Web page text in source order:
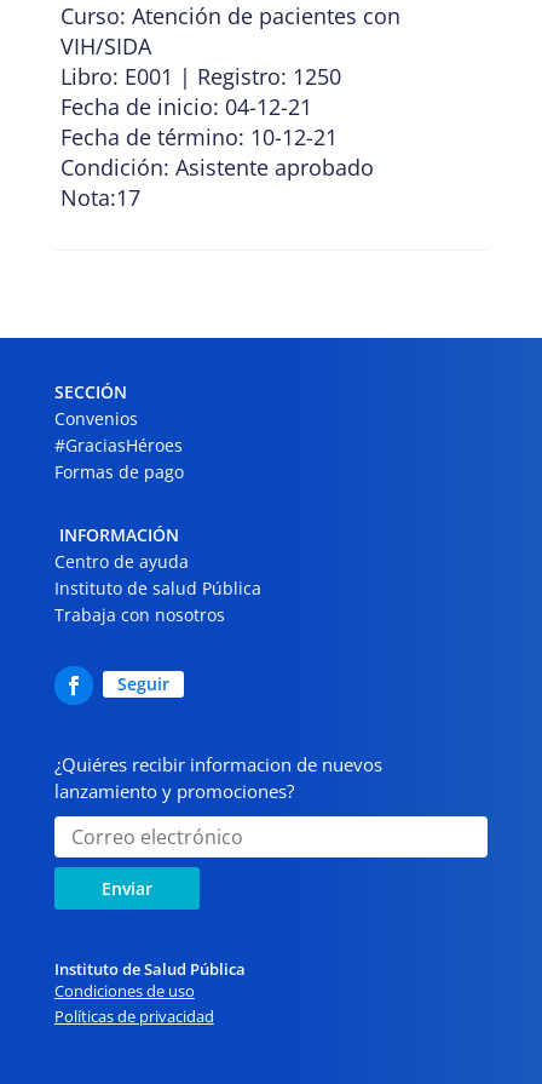
Curso: Atención de pacientes con
VIH/SIDA
Libro: E001 | Registro: 1250
Fecha de inicio: 04-12-21
Fecha de término: 10-12-21
Condición: Asistente aprobado
Nota:17
SECCIÓN
Convenios
#GraciasHéroes
Formas de pago
INFORMACIÓN
Centro de ayuda
Instituto de salud Pública
Trabaja con nosotros
Seguir
¿Quiéres recibir informacion de nuevos
lanzamiento y promociones?
Enviar
Instituto de Salud Pública
Condiciones de uso
Políticas de privacidad